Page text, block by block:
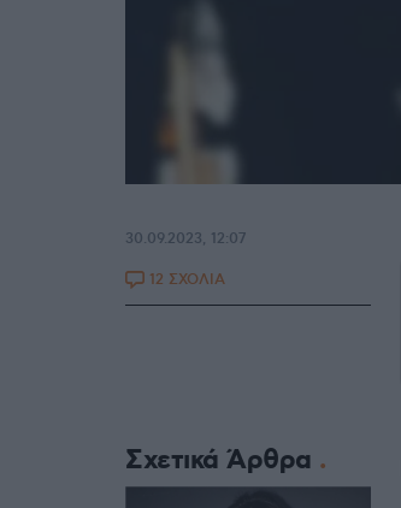
30.09.2023, 12:07
12 ΣΧΟΛΙΑ
Σχετικά Άρθρα